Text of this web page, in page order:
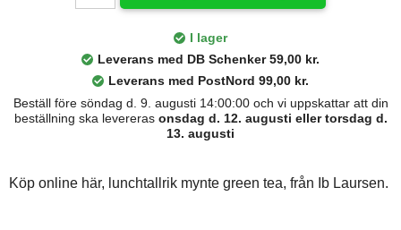
I lager
Leverans med DB Schenker 59,00 kr.
Leverans med PostNord 99,00 kr.
Beställ före söndag d. 9. augusti 14:00:00 och vi uppskattar att din
beställning ska levereras onsdag d. 12. augusti eller torsdag d.
13. augusti
Köp online här, lunchtallrik mynte green tea, från Ib Laursen.